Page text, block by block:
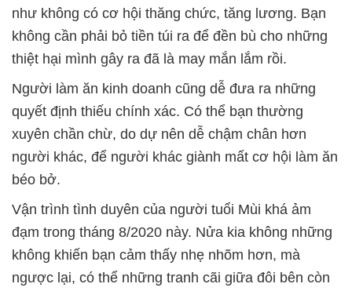
như không có cơ hội thăng chức, tăng lương. Bạn
không cần phải bỏ tiền túi ra để đền bù cho những
thiệt hại mình gây ra đã là may mắn lắm rồi.
Người làm ăn kinh doanh cũng dễ đưa ra những
quyết định thiếu chính xác. Có thể bạn thường
xuyên chần chừ, do dự nên dễ chậm chân hơn
người khác, để người khác giành mất cơ hội làm ăn
béo bở.
Vận trình tình duyên của người tuổi Mùi khá ảm
đạm trong tháng 8/2020 này. Nửa kia không những
không khiến bạn cảm thấy nhẹ nhõm hơn, mà
ngược lại, có thể những tranh cãi giữa đôi bên còn